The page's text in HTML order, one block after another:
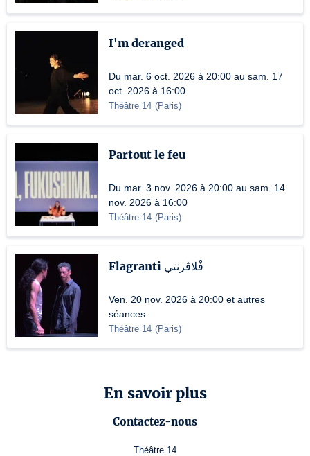
I'm deranged
Du mar. 6 oct. 2026 à 20:00 au sam. 17
oct. 2026 à 16:00
Théâtre 14 (Paris)
Partout le feu
Du mar. 3 nov. 2026 à 20:00 au sam. 14
nov. 2026 à 16:00
Théâtre 14 (Paris)
Flagranti فْلاڤرنتي
Ven. 20 nov. 2026 à 20:00 et autres
séances
Théâtre 14 (Paris)
En savoir plus
Contactez-nous
Théâtre 14